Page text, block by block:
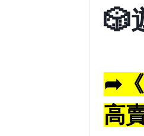
🎲
➦
高